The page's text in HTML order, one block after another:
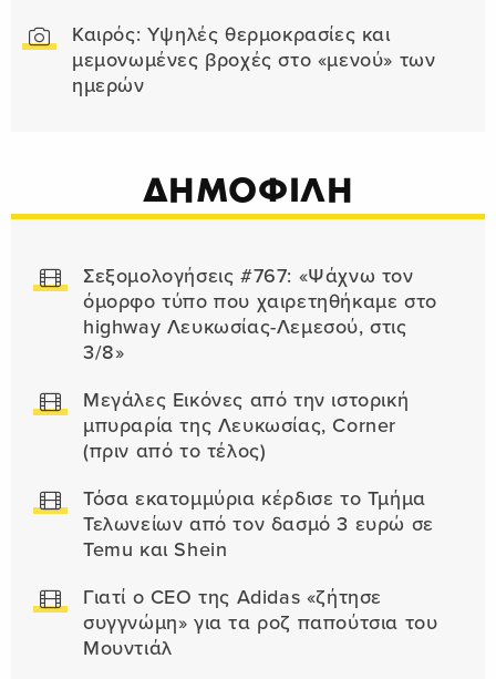
Καιρός: Υψηλές θερμοκρασίες και
μεμονωμένες βροχές στο «μενού» των
ημερών
ΔΗΜΟΦΙΛΗ
Σεξομολογήσεις #767: «Ψάχνω τον
όμορφο τύπο που χαιρετηθήκαμε στο
highway Λευκωσίας-Λεμεσού, στις
3/8»
Μεγάλες Εικόνες από την ιστορική
μπυραρία της Λευκωσίας, Corner
(πριν από το τέλος)
Τόσα εκατομμύρια κέρδισε το Τμήμα
Τελωνείων από τον δασμό 3 ευρώ σε
Temu και Shein
Γιατί ο CEO της Adidas «ζήτησε
συγγνώμη» για τα ροζ παπούτσια του
Μουντιάλ